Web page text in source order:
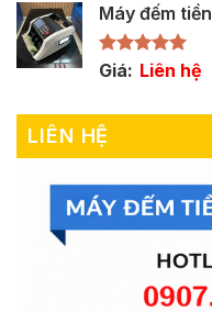
Máy đếm
Được xếp
Giá: Liên hệ
LIÊN HỆ